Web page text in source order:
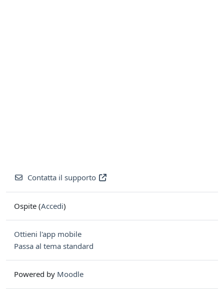
Contatta il supporto
Ospite (Accedi)
Ottieni l'app mobile
Passa al tema standard
Powered by Moodle